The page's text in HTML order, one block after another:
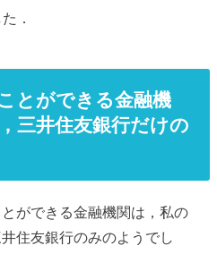
．
とができる金融機
三井住友銀行だけの
ができる金融機関は，私の
住友銀行のみのようでし